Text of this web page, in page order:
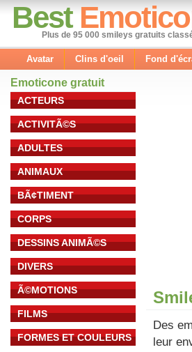
Best
Plus de 95 000 smileys gratuits
Avatar Clins d'oeil Fond
Emoticone gratuit
ACTEURS
ACTIVITÃ©S
ADULTES
ANIMAUX
BÃ¢TIMENT
CORPS
DESSINS ANIMÃ©S
DIVERS
Ã©MOTIONS
FILMS
FORMES ET COULEURS
Des
leur